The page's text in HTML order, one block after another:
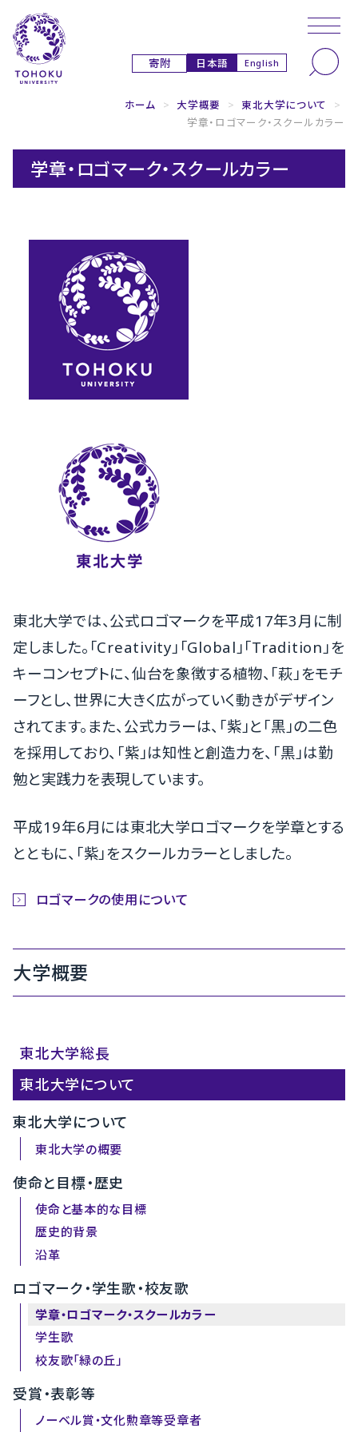
寄附 日本語 English
ホーム > 大学概要 > 東北大学について
>
学章・ロゴマーク・スクールカラー
学章・ロゴマーク・スクールカラー
東北大学では、公式ロゴマークを平成17年3月に制
定しました。「Creativity」「Global」「Tradition」を
キーコンセプトに、仙台を象徴する植物、「萩」をモチ
ーフとし、世界に大きく広がっていく動きがデザイン
されてます。また、公式カラーは、「紫」と「黒」の二色
を採用しており、「紫」は知性と創造力を、「黒」は勤
勉と実践力を表現しています。
平成19年6月には東北大学ロゴマークを学章とする
とともに、「紫」をスクールカラーとしました。
ロゴマークの使用について
大学概要
東北大学総長
東北大学について
東北大学について
東北大学の概要
使命と目標・歴史
使命と基本的な目標
歴史的背景
沿革
ロゴマーク・学生歌・校友歌
学章・ロゴマーク・スクールカラー
学生歌
校友歌「緑の丘」
受賞・表彰等
ノーベル賞・文化勲章等受章者